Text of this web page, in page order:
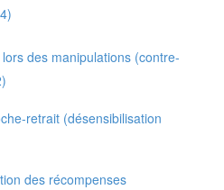
des manipulations (contre-
retrait (désensibilisation
des récompenses